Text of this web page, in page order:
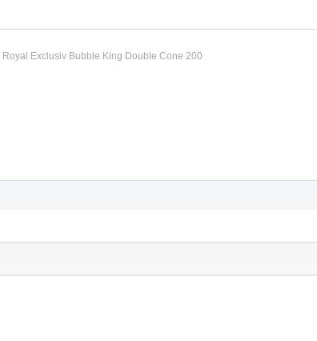
Exclusiv Bubble King Double Cone 200